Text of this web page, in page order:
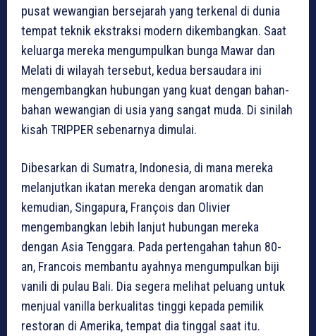
pusat wewangian bersejarah yang terkenal di dunia
tempat teknik ekstraksi modern dikembangkan. Saat
keluarga mereka mengumpulkan bunga Mawar dan
Melati di wilayah tersebut, kedua bersaudara ini
mengembangkan hubungan yang kuat dengan bahan-
bahan wewangian di usia yang sangat muda. Di sinilah
kisah TRIPPER sebenarnya dimulai.
Dibesarkan di Sumatra, Indonesia, di mana mereka
melanjutkan ikatan mereka dengan aromatik dan
kemudian, Singapura, François dan Olivier
mengembangkan lebih lanjut hubungan mereka
dengan Asia Tenggara. Pada pertengahan tahun 80-
an, Francois membantu ayahnya mengumpulkan biji
vanili di pulau Bali. Dia segera melihat peluang untuk
menjual vanilla berkualitas tinggi kepada pemilik
restoran di Amerika, tempat dia tinggal saat itu.